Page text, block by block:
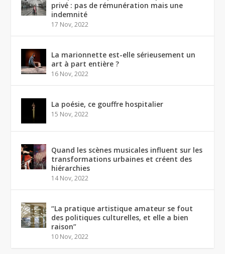
privé : pas de rémunération mais une
indemnité
17 Nov, 2022
La marionnette est-elle sérieusement un
art à part entière ?
16 Nov, 2022
La poésie, ce gouffre hospitalier
15 Nov, 2022
Quand les scènes musicales influent sur les
transformations urbaines et créent des
hiérarchies
14 Nov, 2022
“La pratique artistique amateur se fout
des politiques culturelles, et elle a bien
raison”
10 Nov, 2022